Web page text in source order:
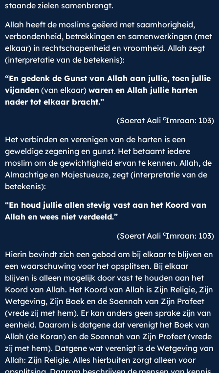
staande zielen samenbrengt.
Allah heeft de moslims geëerd met saamhorigheid,
verbondenheid, betrekkingen en samenwerkingen (met
elkaar) in rechtschapenheid en vroomheid. Allah zegt
(interpretatie van de betekenis):
“En gedenk de Gunst van Allah aan jullie, toen jullie
vijanden (van elkaar) waren en Allah jullie harten
nader tot elkaar bracht.”
(Soerat Aali cImraan: 103)
Het verbinden en verenigen van de harten is een
geweldige zegening en gunst. Het betaamt iedere
moslim om de gewichtigheid ervan te kennen. Allah, de
Almachtige en Majestueuze, zegt (interpretatie van de
betekenis):
“En houd jullie allen stevig vast aan het Koord van
Allah en wees niet verdeeld.”
(Soerat Aali cImraan: 103)
Hierin bevindt zich een gebod om bij elkaar te blijven en
een waarschuwing voor het opsplitsen. Bij elkaar
blijven is alleen mogelijk door vast te houden aan het
Koord van Allah. Het Koord van Allah is Zijn Religie, Zijn
Wetgeving, Zijn Boek en de Soennah van Zijn Profeet
(vrede zij met hem). Er kan anders geen sprake zijn van
eenheid. Daarom is datgene dat verenigt het Boek van
Allah (de Koran) en de Soennah van Zijn Profeet (vrede
zij met hem). Datgene wat verenigt is de Wetgeving van
Allah: Zijn Religie. Alles hierbuiten zorgt alleen voor